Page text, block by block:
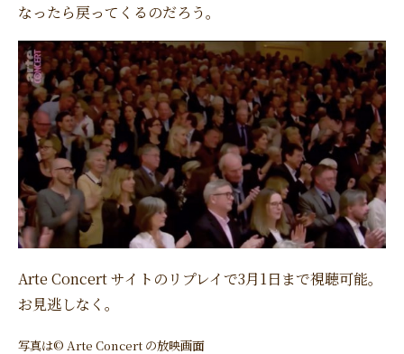
なったら戻ってくるのだろう。
Arte Concert サイトのリプレイで3月1日まで視聴可能。
お見逃しなく。
写真は© Arte Concert の放映画面